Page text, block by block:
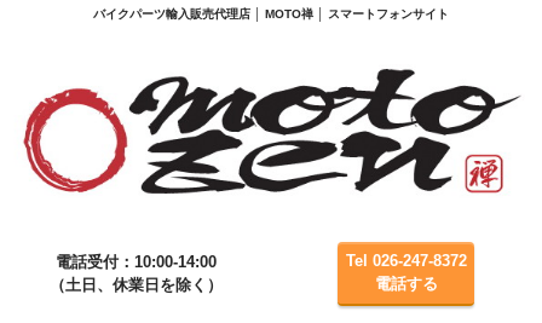
バイクパーツ輸入販売代理店 │ MOTO禅 │ スマートフォンサイト
電話受付：10:00-14:00
（土日、休業日を除く）
Tel 026-247-8372
電話する